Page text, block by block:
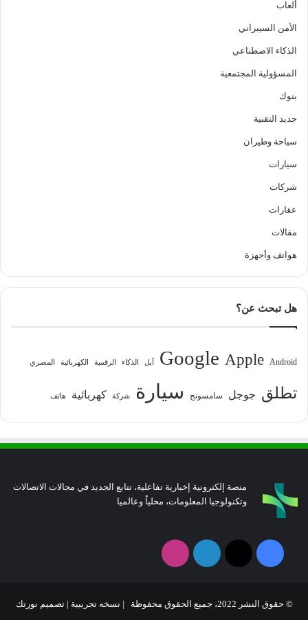
ألعاب
الأمن السيبراني
الذكاء الاصطناعي
المسؤولية المجتمعية
بنوك
جديد التقنية
سياحة وطيران
سيارات
شركات
عقارات
مقالات
هواتف وأجهزة
هل تبحث عن؟
Android
Apple
Google آبل الذكاء الرقمية الكهربائية المصري
تطلق جوجل سامسونج سيارة شركة كهربائية هاتف
منصة إلكترونية إخبارية تفاعلية، تتابع الجديد في مجالات الاتصالات
وتكنولوجيا المعلومات، محلياً وعالميا
فيسبوك
‫X لينكدإن انستقرام
© حقوق النشر 2022، جميع الحقوق محفوظة | نسخه تجريبية | تصميم نورتك